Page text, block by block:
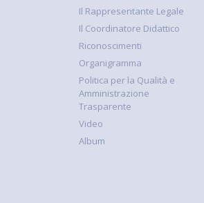
Il Rappresentante Legale
Il Coordinatore Didattico
Riconoscimenti
Organigramma
Politica per la Qualità e
Amministrazione
Trasparente
Video
Album